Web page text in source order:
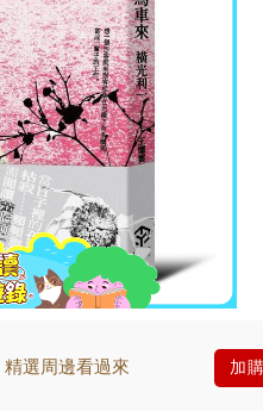
選周邊看過來 加購